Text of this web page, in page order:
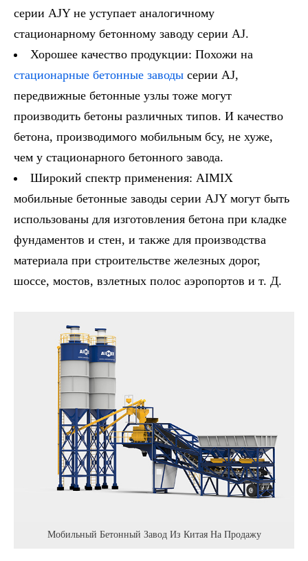
серии AJY не уступает аналогичному
стационарному бетонному заводу серии AJ.
Хорошее качество продукции: Похожи на
стационарные бетонные заводы серии AJ,
передвижные бетонные узлы тоже могут
производить бетоны различных типов. И качество
бетона, производимого мобильным бсу, не хуже,
чем у стационарного бетонного завода.
Широкий спектр применения: AIMIX
мобильные бетонные заводы серии AJY могут быть
использованы для изготовления бетона при кладке
фундаментов и стен, и также для производства
материала при строительстве железных дорог,
шоссе, мостов, взлетных полос аэропортов и т. Д.
Мобильный Бетонный Завод Из Китая На Продажу